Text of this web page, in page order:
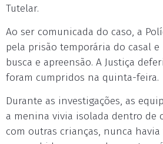
Tutelar.
Ao ser comunicada do caso, a
pela prisão temporária do casal
busca e apreensão. A Justiça
foram cumpridos na quinta-feira.
Durante as investigações, as
a menina vivia isolada dentro de
com outras crianças, nunca